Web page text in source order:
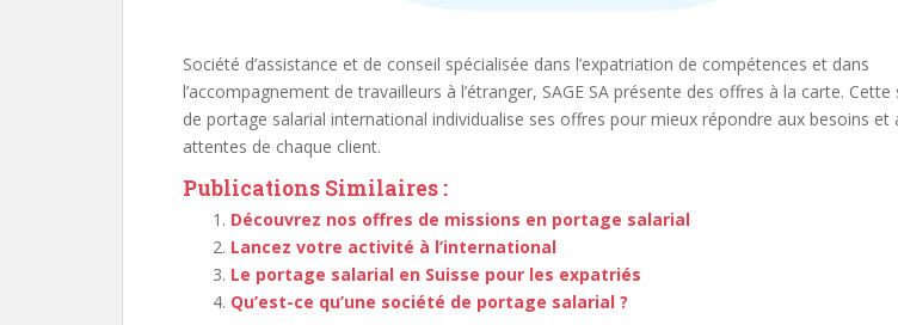
Société d’assistance et de conseil spécialisée dans l’expatriation de compétences et dans
l’accompagnement de travailleurs à l’étranger, SAGE SA présente des offres à la carte. Cette
de portage salarial international individualise ses offres pour mieux répondre aux besoins et
attentes de chaque client.
Publications Similaires :
Découvrez nos offres de missions en portage salarial
Lancez votre activité à l’international
Le portage salarial en Suisse pour les expatriés
Qu’est-ce qu’une société de portage salarial ?